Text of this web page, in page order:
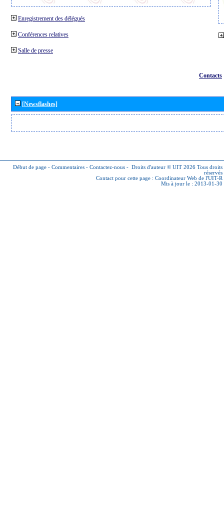
Enregistrement des délégués
Conférences relatives
Salle de presse
Contacts
[Newsflashes]
Début de page - Commentaires - Contactez-nous - Droits d'auteur © UIT 2026 Tous droits
réservés
Contact pour cette page : Coordinateur Web de l'UIT-R
Mis à jour le : 2013-01-30